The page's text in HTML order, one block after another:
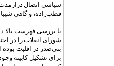
سیاسی اتصال
قطب‌زاده، و گاهی
با بررسی فهرست بالا
شورای انقلاب را در
برای تشکیل کابینه